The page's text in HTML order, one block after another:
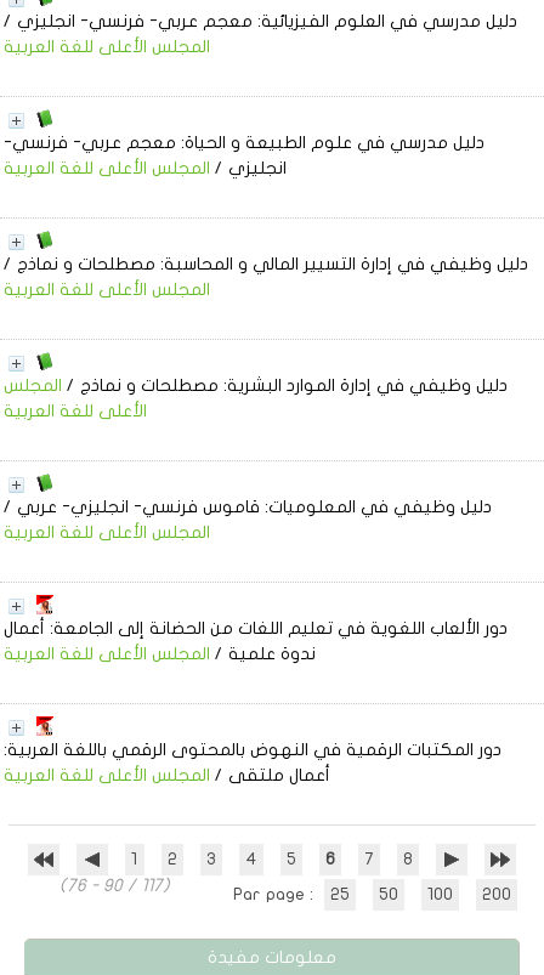
دليل مدرسي في العلوم الفيزيائية: معجم عربي- فرنسي- انجليزي /
المجلس الأعلى للغة العربية
دليل مدرسي في علوم الطبيعة و الحياة: معجم عربي- فرنسي-
انجليزي / المجلس الأعلى للغة العربية
دليل وظيفي في إدارة التسيير المالي و المحاسبة: مصطلحات و نماذج /
المجلس الأعلى للغة العربية
دليل وظيفي في إدارة الموارد البشرية: مصطلحات و نماذج / المجلس
الأعلى للغة العربية
دليل وظيفي في المعلوميات: قاموس فرنسي- انجليزي- عربي /
المجلس الأعلى للغة العربية
دور الألعاب اللغوية في تعليم اللغات من الحضانة إلى الجامعة: أعمال
ندوة علمية / المجلس الأعلى للغة العربية
دور المكتبات الرقمية في النهوض بالمحتوى الرقمي باللغة العربية:
أعمال ملتقى / المجلس الأعلى للغة العربية
1 2 3 4 5 6 7
8
(76 - 90 / 117)
Par page : 25 50 100 200
معلومات مفيدة